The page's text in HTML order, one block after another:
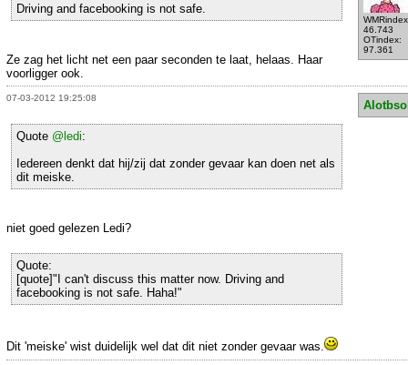
46.743
OTindex:
97.361
Driving and facebooking is not safe.
Ze zag het licht net een paar seconden te laat, helaas. Haar
voorligger ook.
07-03-2012 19:25:08
Quote @ledi:
Iedereen denkt dat hij/zij dat zonder gevaar kan doen net als
dit meiske.
niet goed gelezen Ledi?
Quote:
[quote]"I can't discuss this matter now. Driving and
facebooking is not safe. Haha!"
Dit 'meiske' wist duidelijk wel dat dit niet zonder gevaar was.